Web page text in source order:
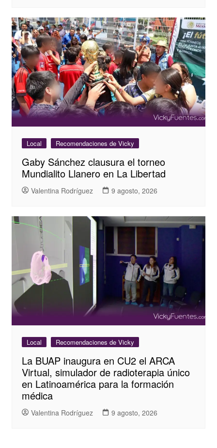
Local Recomendaciones de Vicky
Gaby Sánchez clausura el torneo
Mundialito Llanero en La Libertad
Valentina Rodríguez 9 agosto, 2026
Local Recomendaciones de Vicky
La BUAP inaugura en CU2 el ARCA
Virtual, simulador de radioterapia único
en Latinoamérica para la formación
médica
Valentina Rodríguez 9 agosto, 2026